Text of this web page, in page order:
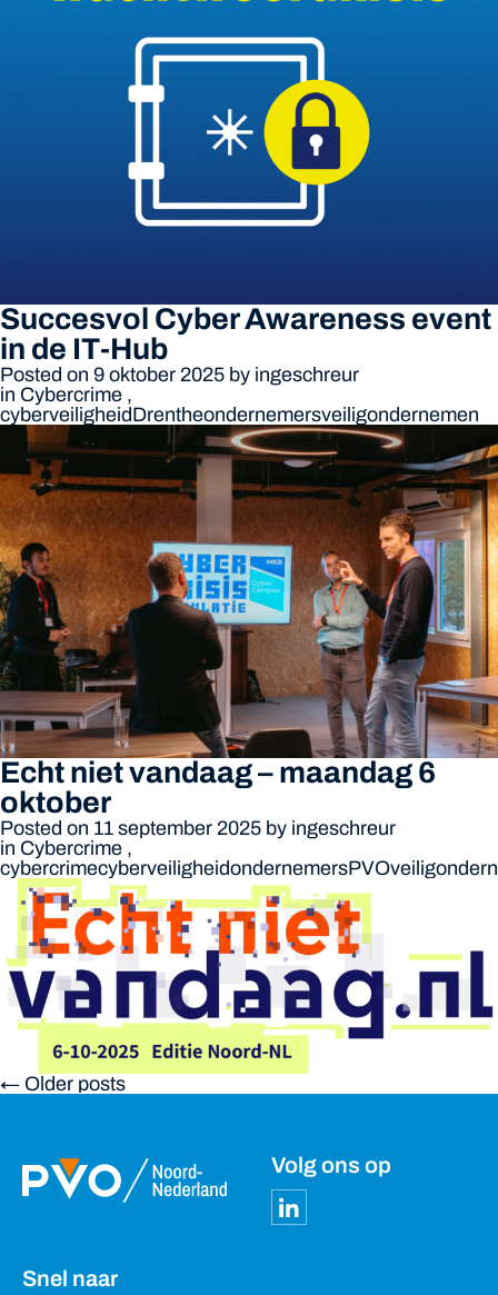
Succesvol Cyber Awareness event
in de IT-Hub
Posted on 9 oktober 2025 by ingeschreur
in Cybercrime ,
cyberveiligheidDrentheondernemersveiligondernemen
Echt niet vandaag – maandag 6
oktober
Posted on 11 september 2025 by ingeschreur
in Cybercrime ,
cybercrimecyberveiligheidondernemersPVO
← Older posts
Volg ons op
Snel naar